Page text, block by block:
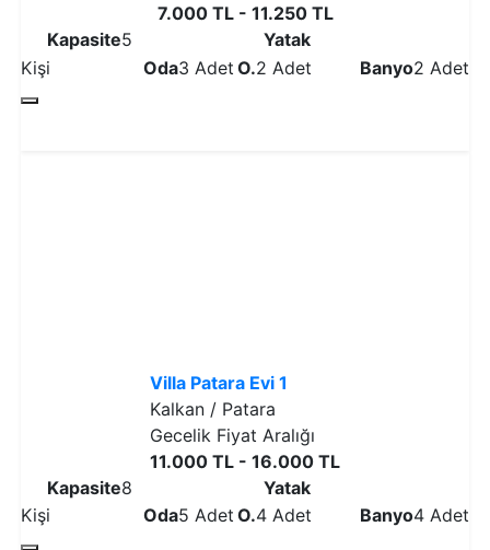
7.000 TL - 11.250 TL
Kapasite5
Kişi
Oda3 Adet
Yatak
O.2 Adet Banyo2 Adet
Villa Patara Evi 1
Kalkan / Patara
Gecelik Fiyat Aralığı
11.000 TL - 16.000 TL
Kapasite8
Kişi
Oda5 Adet
Yatak
O.4 Adet Banyo4 Adet